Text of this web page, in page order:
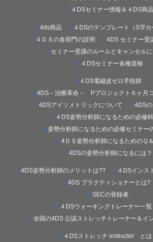
４DSセミナー情報＆４DS商品
4ds商品
４DSのテンプレート（S字カ
４ＤＳの各部門の説明
4DS セミナー受
セミナー受講のルールとキャンセル
４DSセミナー各種資格
４DS電磁波ゼロ手技師
4DS－治療革命－ Pプロジェクト６ヶ月
4DSアイソメトリックについて
4DS
４DS姿勢分析師になるための必修科
姿勢分析師になるための必修セミナー
4ＤＳ姿勢分析師になるためのＱ
4DSの姿勢分析師になるには？
4DS姿勢分析師のメリットは??
４DSインス
4DS プラクティショナーとは?
SECの登録者
４DSウォーキングトレーナー
全国の4DS 公認ストレッチトレーナー＆イ
４DSストレッチ instructor とは